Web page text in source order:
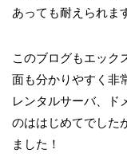
あっても耐えられま
このブログもエック
面も分かりやすく非
レンタルサーバ、ド
のははじめてでした
ました！